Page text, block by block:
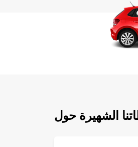
الشهيرة حول